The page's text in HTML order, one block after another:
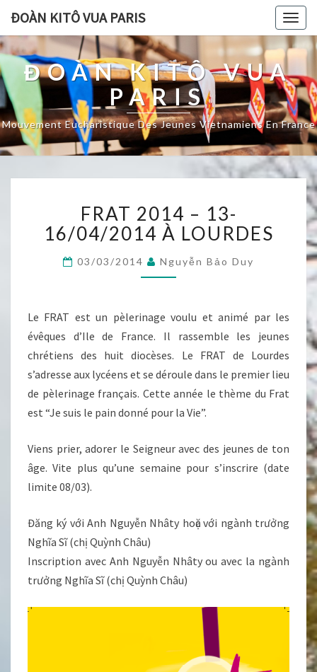
ĐOÀN KITÔ VUA PARIS
ĐOÀN KITÔ VUA
PARIS
Mouvement Eucharistique Des Jeunes Vietnamiens En France
2014
13-
16/04/2014
À
FRAT 2014 – 13-
16/04/2014 À LOURDES
03/03/2014 Nguyễn Bảo Duy
Le FRAT est un pèlerinage voulu et animé par les
évêques d’Ile de France. Il rassemble les jeunes
chrétiens des huit diocèses. Le FRAT de Lourdes
s’adresse aux lycéens et se déroule dans le premier lieu
de pèlerinage français. Cette année le thème du Frat
est “Je suis le pain donné pour la Vie”.
Viens prier, adorer le Seigneur avec des jeunes de ton
âge. Vite plus qu’une semaine pour s’inscrire (date
limite 08/03).
Đăng ký với Anh Nguyễn Nhâty hoặc với ngành trưởng
Nghĩa Sĩ (chị Quỳnh Châu)
Inscription avec Anh Nguyễn Nhâty ou avec la ngành
trưởng Nghĩa Sĩ (chị Quỳnh Châu)